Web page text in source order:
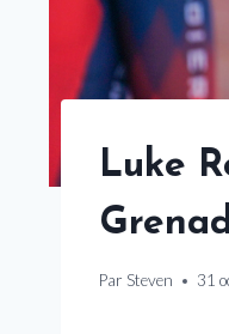
Luke
Par Steven 31